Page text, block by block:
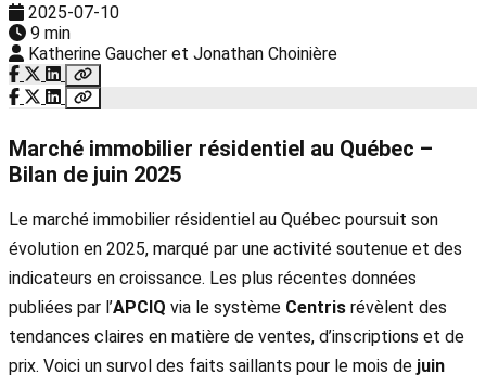
2025-07-10
9 min
Katherine Gaucher et Jonathan Choinière
Marché immobilier résidentiel au Québec –
Bilan de juin 2025
Le marché immobilier résidentiel au Québec poursuit son
évolution en 2025, marqué par une activité soutenue et des
indicateurs en croissance. Les plus récentes données
publiées par l’APCIQ via le système Centris révèlent des
tendances claires en matière de ventes, d’inscriptions et de
prix. Voici un survol des faits saillants pour le mois de juin